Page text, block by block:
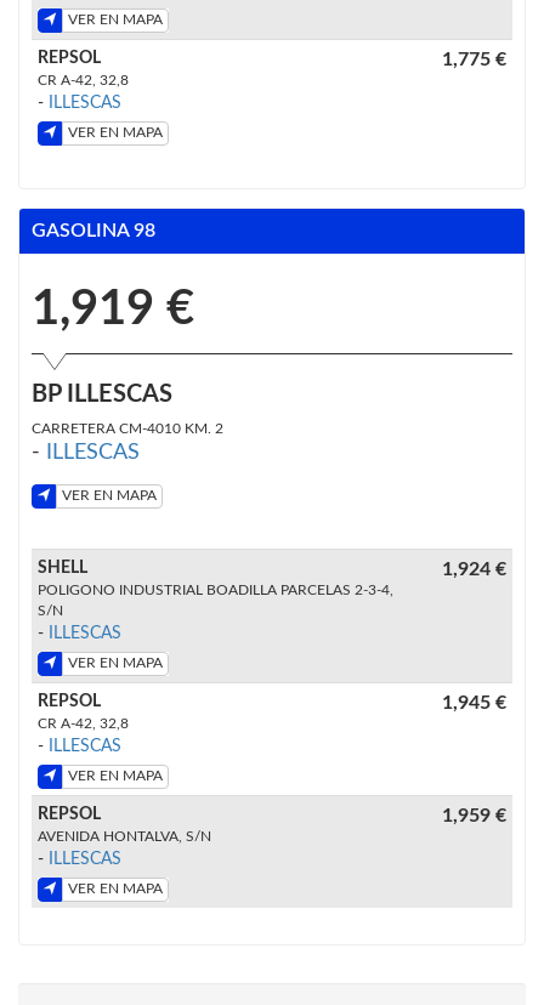
VER EN MAPA
REPSOL
CR A-42, 32,8
- ILLESCAS
VER EN MAPA
1,775 €
GASOLINA 98
1,919 €
BP ILLESCAS
CARRETERA CM-4010 KM. 2
- ILLESCAS
VER EN MAPA
SHELL
POLIGONO INDUSTRIAL BOADILLA PARCELAS 2-3-4,
S/N
- ILLESCAS
VER EN MAPA
1,924 €
REPSOL
CR A-42, 32,8
- ILLESCAS
VER EN MAPA
1,945 €
REPSOL
AVENIDA HONTALVA, S/N
- ILLESCAS
VER EN MAPA
1,959 €